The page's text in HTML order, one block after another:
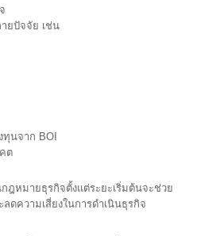
ยปัจจัย เช่น
ทุนจาก BOI
ต
ฎหมายธุรกิจตั้งแต่ระยะเริ่มต้นจะช่วย
ดความเสี่ยงในการดำเนินธุรกิจ